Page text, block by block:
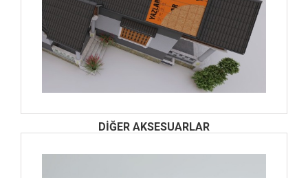
DİĞER AKSESUARLAR